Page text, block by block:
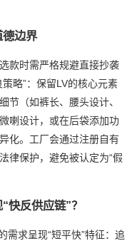
德边界
款时需严格规避直接抄袭
略”：保留LV的核心元素
节（如裤长、腰头设计、
喇设计，或在后袋添加功
化。工厂会通过注册自有
律保护，避免被认定为“假
快反供应链”？
需求呈现“短平快”特征：追